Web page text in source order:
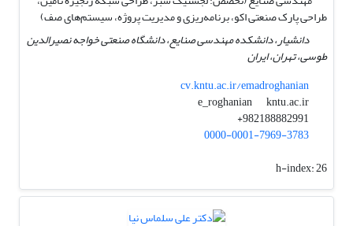
طراحی پارک صنعتی اکو، برنامه‌ریزی و مدیریت پروژه، سیستم‌های صف)
دانشیار، دانشکده مهندسی صنایع، دانشگاه صنعتی خواجه نصیرالدین
طوسی، تهران، ایران
cv.kntu.ac.ir/emadroghanian
e_roghanian
kntu.ac.ir
0000-0001-7969-3783
h-index:26